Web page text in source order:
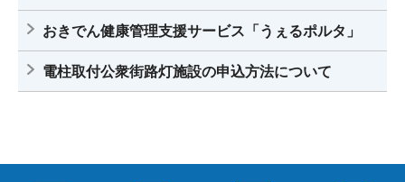
おきでん健康管理支援サービス「うぇるポルタ」
電柱取付公衆街路灯施設の申込方法について